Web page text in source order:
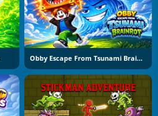
Obby Escape From Tsunami Brainrot